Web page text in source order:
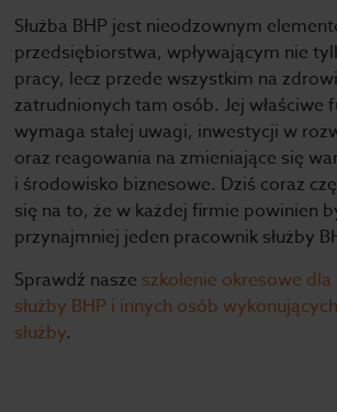
Służba BHP jest nieodzownym
przedsiębiorstwa, wpływającym nie
pracy, lecz przede wszystkim na
zatrudnionych tam osób. Jej właściwe
wymaga stałej uwagi, inwestycji w
oraz reagowania na zmieniające się
i środowisko biznesowe. Dziś coraz
się na to, że w każdej firmie powinien
przynajmniej jeden pracownik służby
Sprawdź nasze szkolenie okresowe
służby BHP i innych osób
służby.